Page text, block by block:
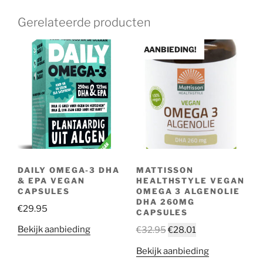
Gerelateerde producten
DAILY OMEGA-3 DHA
& EPA VEGAN
CAPSULES
€29.95
Bekijk aanbieding
AANBIEDING!
MATTISSON
HEALTHSTYLE VEGAN
OMEGA 3 ALGENOLIE
DHA 260MG
CAPSULES
€32.95€28.01
Bekijk aanbieding